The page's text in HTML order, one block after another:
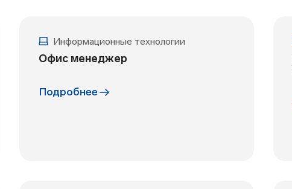
Информационные технологии
Офис менеджер
Подробнее